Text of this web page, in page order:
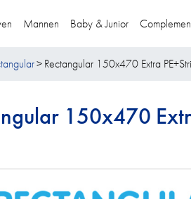
Mannen Baby & Junior
Rectangular 150x470 Extra
150x470